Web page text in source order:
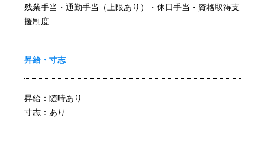
残業手当・通勤手当（上限あり）・休日手当・資格取得支
援制度
昇給・寸志
昇給：随時あり
寸志：あり